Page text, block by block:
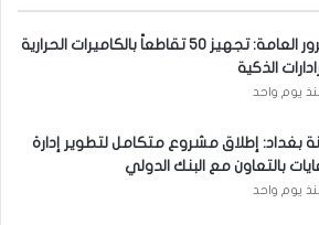
المرور العامة: تجهيز 50 تقاطعاً بالكاميرات الحرارية
الذكية
يوم واحد
بغداد: إطلاق مشروع متكامل لتطوير إدارة
بالتعاون مع البنك الدولي
يوم واحد